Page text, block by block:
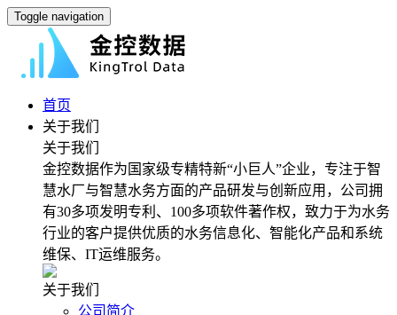
Toggle navigation
首页
关于我们
关于我们
金控数据作为国家级专精特新“小巨人”企业，专注于智
慧水厂与智慧水务方面的产品研发与创新应用，公司拥
有30多项发明专利、100多项软件著作权，致力于为水务
行业的客户提供优质的水务信息化、智能化产品和系统
维保、IT运维服务。
关于我们
公司简介